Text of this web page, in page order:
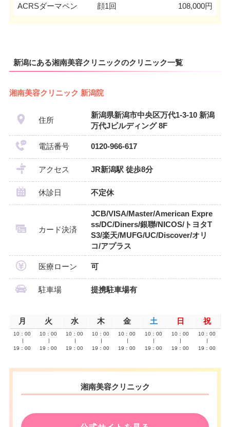
ACRSダーマペン 顔1回 108,000円
新潟にある湘南美容クリニックのクリニック一覧
湘南美容クリニック 新潟院
住所
新潟県新潟市中央区万代1-3-10 新潟
万代Jビルディング 8F
電話番号 0120-966-617
アクセス JR新潟駅 徒歩8分
休診日 不定休
カード決済
JCB/VISA/Master/American Expre
ss/DC/Diners/銀聯/NICOS/トヨタT
S3/楽天/MUFG/UC/Discover/オリ
コ/アプラス
医療ローン 可
駐車場 提携駐車場有
月 火 水 木 金 土 日 祝
10：00
19：00
10：00
19：00
10：00
19：00
10：00
19：00
10：00
19：00
10：00
19：00
10：00
19：00
10：00
19：00
湘南美容クリニック